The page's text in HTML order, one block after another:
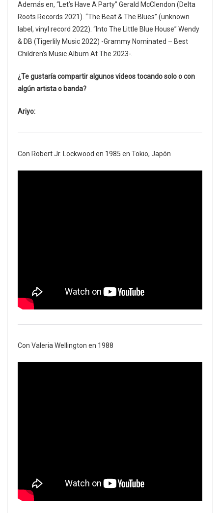
Además en, “Let’s Have A Party” Gerald McClendon (Delta
Roots Records 2021). “The Beat & The Blues” (unknown
label, vinyl record 2022). “Into The Little Blue House” Wendy
& DB (Tigerlily Music 2022) -Grammy Nominated – Best
Children’s Music Album At The 2023-.
¿Te gustaría compartir algunos videos tocando solo o con
algún artista o banda?
Ariyo:
Con Robert Jr. Lockwood en 1985 en Tokio, Japón
Con Valeria Wellington en 1988